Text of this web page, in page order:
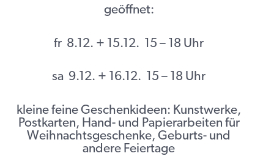
geöffnet:
fr 8.12. + 15.12. 15 – 18 Uhr
sa 9.12. + 16.12. 15 – 18 Uhr
kleine feine Geschenkideen: Kunstwerke,
Postkarten, Hand- und Papierarbeiten für
Weihnachtsgeschenke, Geburts- und
andere Feiertage